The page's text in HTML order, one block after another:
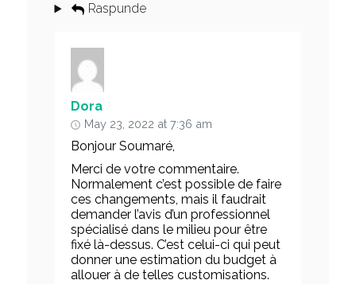
Raspunde
Dora
May 23, 2022 at 7:36 am
Bonjour Soumaré,
Merci de votre commentaire.
Normalement c’est possible de faire
ces changements, mais il faudrait
demander l’avis d’un professionnel
spécialisé dans le milieu pour être
fixé là-dessus. C’est celui-ci qui peut
donner une estimation du budget à
allouer à de telles customisations.